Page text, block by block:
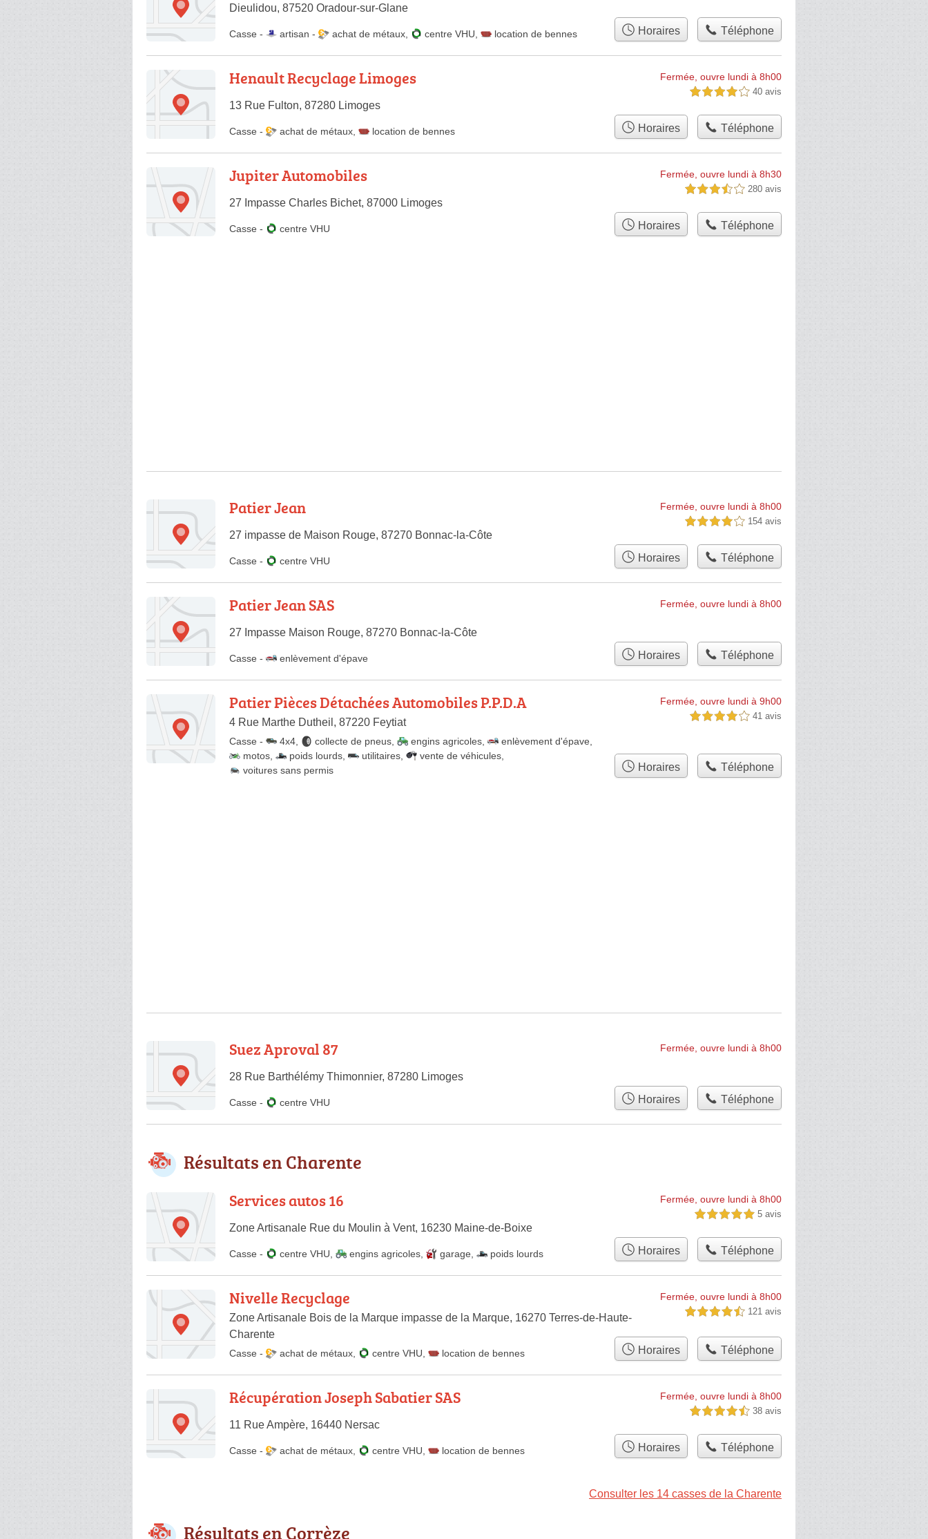
Dieulidou, 87520 Oradour-sur-Glane
Casse - artisan - achat de métaux centre VHU location de bennes Horaires Téléphone
Henault Recyclage Limoges
13 Rue Fulton, 87280 Limoges
Fermée, ouvre lundi à 8h00
4,0 étoiles sur 5 40 avis
Casse - achat de métaux location de bennes Horaires Téléphone
Jupiter Automobiles
27 Impasse Charles Bichet, 87000 Limoges
Fermée, ouvre lundi à 8h30
3,5 étoiles sur 5 280 avis
Casse - centre VHU Horaires Téléphone
Patier Jean
27 impasse de Maison Rouge, 87270 Bonnac-la-Côte
Fermée, ouvre lundi à 8h00
4,0 étoiles sur 5 154 avis
Casse - centre VHU Horaires Téléphone
Patier Jean SAS
27 Impasse Maison Rouge, 87270 Bonnac-la-Côte
Fermée, ouvre lundi à 8h00
Casse - enlèvement d'épave Horaires Téléphone
Patier Pièces Détachées Automobiles P.P.D.A
4 Rue Marthe Dutheil, 87220 Feytiat
Fermée, ouvre lundi à 9h00
4,0 étoiles sur 5 41 avis
Casse - 4x4 collecte de pneus engins agricoles enlèvement d'épave
motos
poids lourds utilitaires vente de véhicules
voitures sans permis
Horaires Téléphone
Suez Aproval 87
28 Rue Barthélémy Thimonnier, 87280 Limoges
Fermée, ouvre lundi à 8h00
Casse - centre VHU Horaires Téléphone
Résultats en Charente
Services autos 16
Zone Artisanale Rue du Moulin à Vent, 16230 Maine-de-Boixe
Fermée, ouvre lundi à 8h00
5,0 étoiles sur 5 5 avis
Casse - centre VHU engins agricoles garage poids lourds Horaires Téléphone
Nivelle Recyclage
Zone Artisanale Bois de la Marque impasse de la Marque, 16270 Terres-de-Haute-
Charente
Fermée, ouvre lundi à 8h00
4,5 étoiles sur 5 121 avis
Casse - achat de métaux centre VHU location de bennes Horaires Téléphone
Récupération Joseph Sabatier SAS
11 Rue Ampère, 16440 Nersac
Fermée, ouvre lundi à 8h00
4,5 étoiles sur 5 38 avis
Casse - achat de métaux centre VHU location de bennes Horaires Téléphone
Consulter les 14 casses de la Charente
Résultats en Corrèze